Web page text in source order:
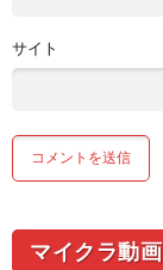
サイト
マイクラ動画